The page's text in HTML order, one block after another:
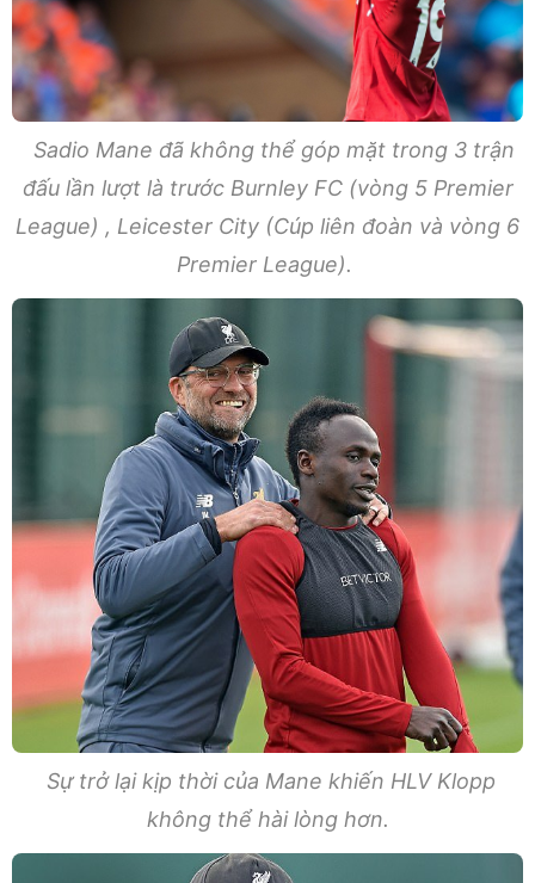
Sadio Mane đã không thể góp mặt trong 3 trận
đấu lần lượt là trước Burnley FC (vòng 5 Premier
League) , Leicester City (Cúp liên đoàn và vòng 6
Premier League).
Sự trở lại kịp thời của Mane khiến HLV Klopp
không thể hài lòng hơn.